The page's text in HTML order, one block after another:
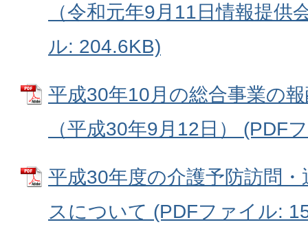
（令和元年9月11日情報提供
ル: 204.6KB)
平成30年10月の総合事業の
（平成30年9月12日） (PDF
平成30年度の介護予防訪問
スについて (PDFファイル: